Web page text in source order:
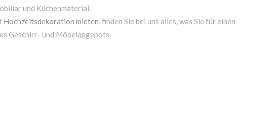
und Küchenmaterial.
Hochzeitsdekoration mieten, finden Sie bei uns alles, was Sie für einen
Geschirr- und Möbelangebots.